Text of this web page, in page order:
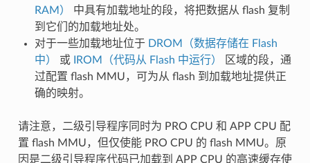
RAM）
中具有加载地址的段，将把数据从 flash 复制
到它们的加载地址处。
对于一些加载地址位于 DROM（数据存储在 Flash
中）
或 IROM（代码从 Flash 中运行）
区域的段，通
过配置 flash MMU，可为从 flash 到加载地址提供正
确的映射。
请注意，二级引导程序同时为 PRO CPU 和 APP CPU 配
置 flash MMU，但仅使能 PRO CPU 的 flash MMU。原
因是二级引导程序代码已加载到 APP CPU 的高速缓存使